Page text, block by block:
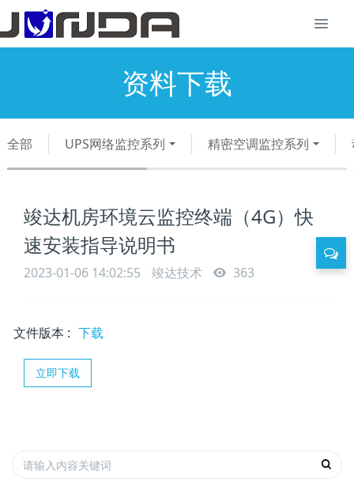
资料下载
全部 UPS网络监控系列 精密空调监控系列
竣达机房环境云监控终端（4G）快
速安装指导说明书
2023-01-06 14:02:55 竣达技术 363
文件版本 : 下载
立即下载